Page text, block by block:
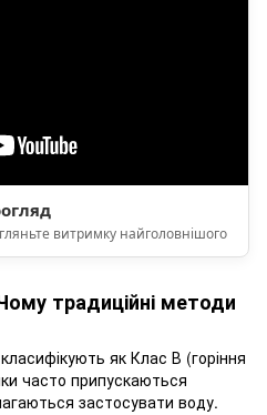
витримку найголовнішого
традиційні методи
як Клас В (горіння
часто припускаються
застосувати воду.